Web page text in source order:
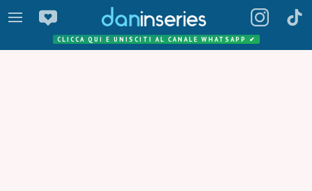
CLICCA QUI E UNISCITI AL CANALE WHATSAPP ✔